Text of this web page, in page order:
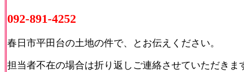
092-891-4252
春日市平田台の土地の件で、とお伝えください。
担当者不在の場合は折り返しご連絡させていただきま